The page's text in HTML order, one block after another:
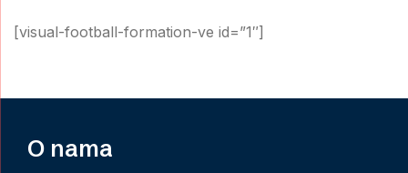
[visual-football-formation-ve id=”1″]
O nama